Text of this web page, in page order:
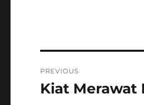
navigation
PREVIOUS
Previous
Kiat Merawat